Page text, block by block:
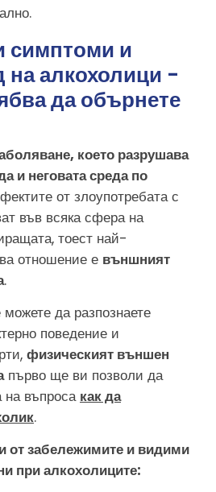
симптоми и
алкохолици -
да обърнете
което разрушава
и неговата среда по
от злоупотребата с
във всяка сфера на
тоест най-
отношение е външният
.
да разпознаете
поведение и
физическият външен
първо ще ви позволи да
на въпроса как да
.
от забележимите и видими
при алкохолиците: